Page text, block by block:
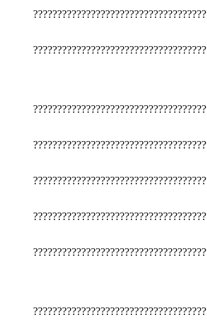
????????????????????????????????????
????????????????????????????????????
????????????????????????????????????
????????????????????????????????????
????????????????????????????????????
????????????????????????????????????
????????????????????????????????????
????????????????????????????????????